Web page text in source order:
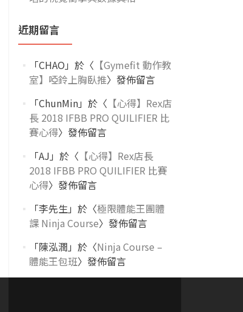
近期留言
「CHAO 」於〈 【Gymefit 動作教
室】啞鈴上胸臥推〉發佈留言
「ChunMin」於〈 【心得】Rex店
長 2018 IFBB PRO QUILIFIER 比
賽心得〉發佈留言
「AJ 」於〈 【心得】Rex店長
2018 IFBB PRO QUILIFIER 比賽
心得〉發佈留言
「李先生」於〈極限體能王團體
課 Ninja Course〉發佈留言
「陳泓潤 」於〈Ninja Course –
體能王包班〉發佈留言